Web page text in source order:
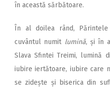
în această sărbătoare.
În al doilea rând,
cuvântul numit lumină, și în
Slava Sfintei Treimi, lumină
iubire iertătoare, iubire care
se zidește și biserica din